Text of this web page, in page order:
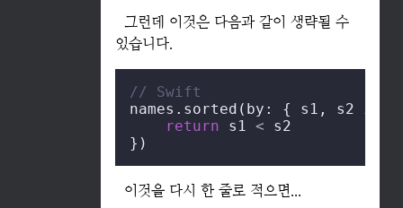
그런데 이것은 다음과 같이 생략될 수
있습니다.
// Swift
names.sorted(by: { s1, s2 in
return s1 < s2
})
이것을 다시 한 줄로 적으면...